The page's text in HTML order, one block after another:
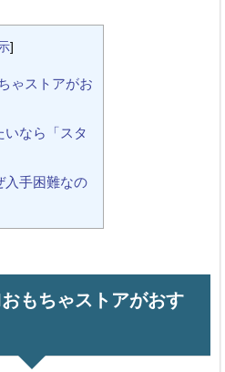
]
ゃストアがお
いなら「スタ
入手困難なの
もちゃストアがおす